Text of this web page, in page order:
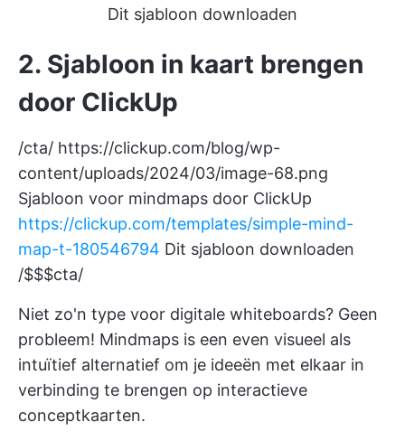
Dit sjabloon downloaden
2. Sjabloon in kaart brengen
door ClickUp
/cta/ https://clickup.com/blog/wp-
content/uploads/2024/03/image-68.png
Sjabloon voor mindmaps door ClickUp
https://clickup.com/templates/simple-mind-
map-t-180546794 Dit sjabloon downloaden
/$$$cta/
Niet zo'n type voor digitale whiteboards? Geen
probleem! Mindmaps is een even visueel als
intuïtief alternatief om je ideeën met elkaar in
verbinding te brengen op interactieve
conceptkaarten.